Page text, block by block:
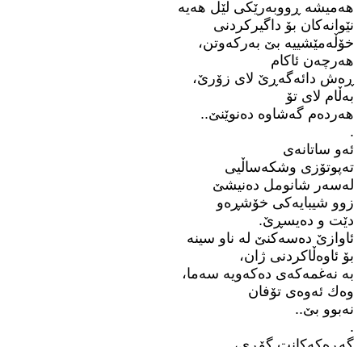
هەمیشە ڕووبەرێکی لێڵ هەیە
نێوانەکان بۆ داگیرکردنی
خۆڵەمێشییە بێ بەرکەوتن،
هەرچەن ئاکام
ڕەش دائەگەڕێ لای زۆرێ،
بەڵام لای تۆ
هەردەم گەشاوە دەنوێنێ..
.
ئەو ساتانەی
تەپوتۆزی وشکەساڵیی
لەسەر شانومل دەنیشێ
زوو شیبایەكی خۆشڕەو
دێت و دەیسڕێ.
ئاوازێ دەسەكنێ لە ناو سینە
بۆ ئاوەڵاکردنی ژان،
بە نەغمەکەی دەکەویە سەما،
وەك ئەوەی تۆفان
نەبوو بێ..
.